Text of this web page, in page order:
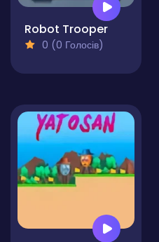
Robot Trooper
0 (0 Голосів)